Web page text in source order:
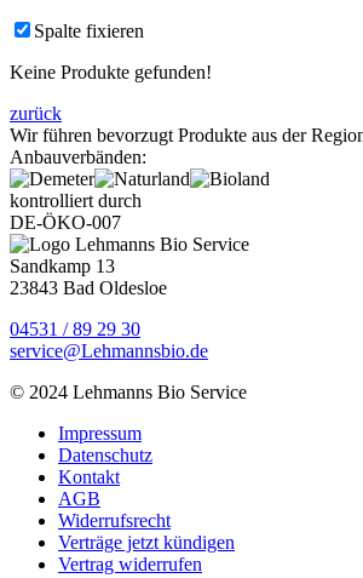
Spalte fixieren
Keine Produkte gefunden!
zurück
Wir führen bevorzugt Produkte aus der
Anbauverbänden:
kontrolliert durch
DE-ÖKO-007
Sandkamp 13
23843 Bad Oldesloe
04531 / 89 29 30
service@Lehmannsbio.de
© 2024 Lehmanns Bio Service
Impressum
Datenschutz
Kontakt
AGB
Widerrufsrecht
Verträge jetzt kündigen
Vertrag widerrufen